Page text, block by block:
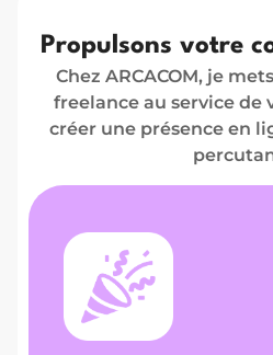
Propulsons votre
Chez ARCACOM, je
freelance au service de
créer une présence en